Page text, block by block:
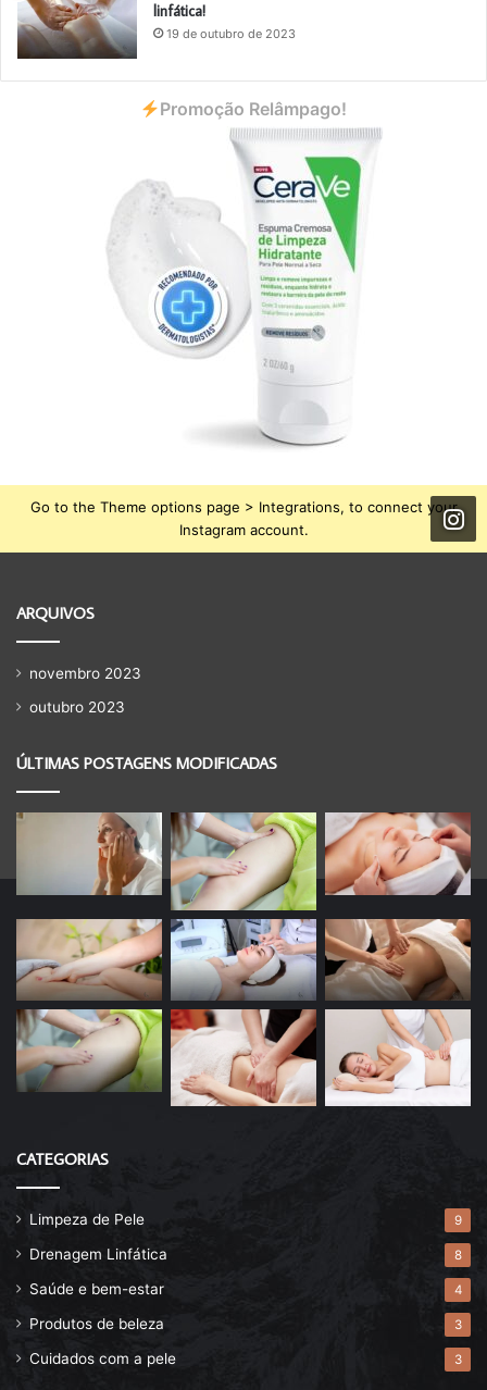
linfática!
19 de outubro de 2023
Promoção Relâmpago!
Go to the Theme options page > Integrations, to connect your
Instagram account.
ARQUIVOS
novembro 2023
outubro 2023
ÚLTIMAS POSTAGENS MODIFICADAS
CATEGORIAS
Limpeza de Pele 9
Drenagem Linfática 8
Saúde e bem-estar 4
Produtos de beleza 3
Cuidados com a pele 3